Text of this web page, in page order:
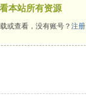
本站所有资源
或查看，没有账号？注册